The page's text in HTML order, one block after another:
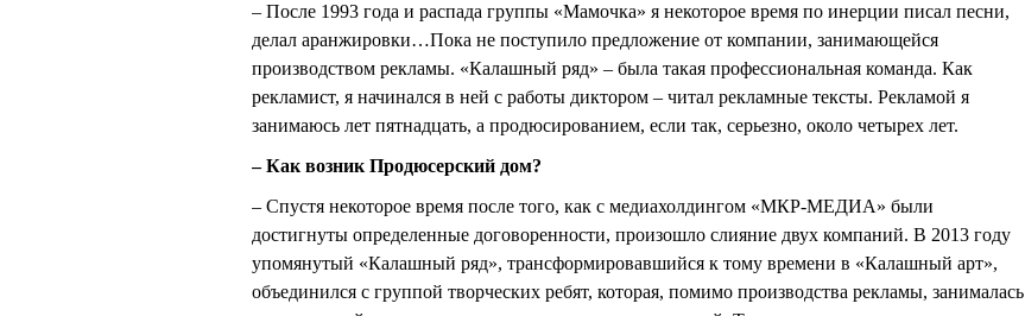
– После 1993 года и распада группы «Мамочка» я некоторое время по инерции писал песни,
делал аранжировки…Пока не поступило предложение от компании, занимающейся
производством рекламы. «Калашный ряд» – была такая профессиональная команда. Как
рекламист, я начинался в ней с работы диктором – читал рекламные тексты. Рекламой я
занимаюсь лет пятнадцать, а продюсированием, если так, серьезно, около четырех лет.
– Как возник Продюсерский дом?
– Спустя некоторое время после того, как с медиахолдингом «МКР-МЕДИА» были
достигнуты определенные договоренности, произошло слияние двух компаний. В 2013 году
упомянутый «Калашный ряд», трансформировавшийся к тому времени в «Калашный арт»,
объединился с группой творческих ребят, которая, помимо производства рекламы, занималась